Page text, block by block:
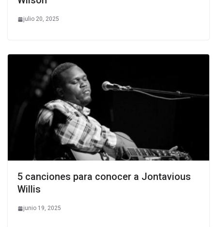
julio 20, 2025
5 canciones para conocer a Jontavious
Willis
junio 19, 2025